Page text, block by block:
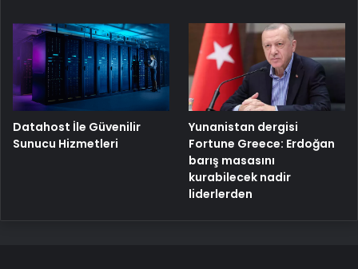
Datahost İle Güvenilir
Sunucu Hizmetleri
Yunanistan dergisi
Fortune Greece: Erdoğan
barış masasını
kurabilecek nadir
liderlerden